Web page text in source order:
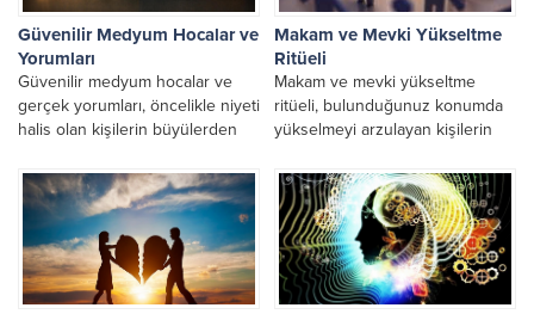
Güvenilir Medyum Hocalar ve
Yorumları
Güvenilir medyum hocalar ve
gerçek yorumları, öncelikle niyeti
halis olan kişilerin büyülerden
doğrultuda yönlendiren ve
yaptığı...
Makam ve Mevki Yükseltme
Ritüeli
Makam ve mevki yükseltme
ritüeli, bulunduğunuz konumda
yükselmeyi arzulayan kişilerin
ritüeller. Kişinin nasibi, kaderi ve
kısmeti açılması...